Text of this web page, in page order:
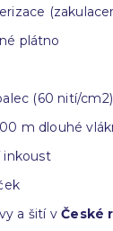
plátno
(60 nití/cm2)
m dlouhé
inkoust
a šití vČeské